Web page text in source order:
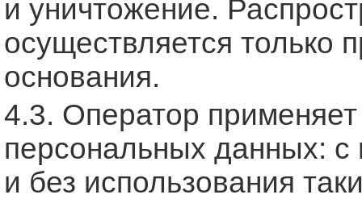
и уничтожение.
осуществляется только
основания.
4.3. Оператор
персональных данных: с
и без использования